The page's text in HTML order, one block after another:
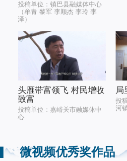
投稿单位：镇巴县融媒体中心
（牟青 黎军 李顺杰 李玲 李
泽）
头雁带富领飞 村民增收
致富
投稿单位：嘉峪关市融媒体中
心
局
投
河
微视频优秀奖作品